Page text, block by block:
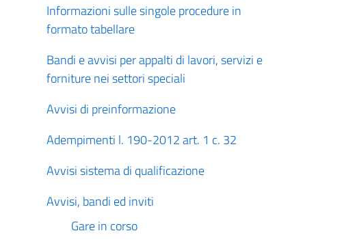
Informazioni sulle singole procedure in
formato tabellare
Bandi e avvisi per appalti di lavori, servizi e
forniture nei settori speciali
Avvisi di preinformazione
Adempimenti l. 190-2012 art. 1 c. 32
Avvisi sistema di qualificazione
Avvisi, bandi ed inviti
Gare in corso